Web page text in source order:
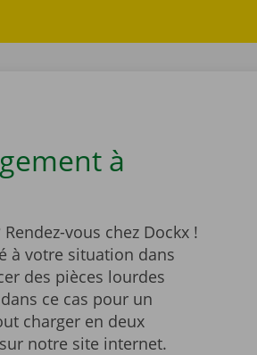
à
vous chez Dockx !
à votre situation dans
des pièces lourdes
ce cas pour un
charger en deux
notre site internet.